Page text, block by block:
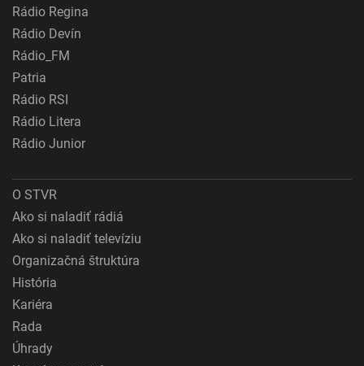
Rádio Regina
Rádio Devín
Rádio_FM
Patria
Rádio RSI
Rádio Litera
Rádio Junior
O STVR
Ako si naladiť rádiá
Ako si naladiť televíziu
Organizačná štruktúra
História
Kariéra
Rada
Úhrady